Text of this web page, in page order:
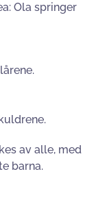
Ola springer
av alle, med
barna.